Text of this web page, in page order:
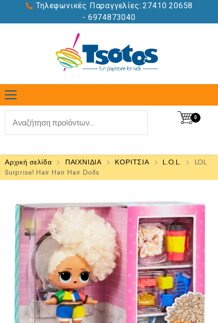
Τηλεφωνικές Παραγγελίες: 27410 20658
- 6974873040
0
Αρχική σελίδα ΠΑΙΧΝΙΔΙΑ ΚΟΡΙΤΣΙΑ L.O.L.
LOL
Surprise! Hair Hair Hair Dolls